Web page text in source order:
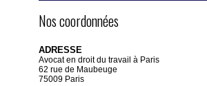
Nos coordonnées
ADRESSE
Avocat en droit du travail à Paris
62 rue de Maubeuge
75009 Paris